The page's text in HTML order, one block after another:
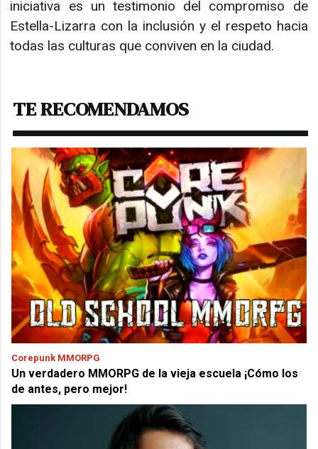
iniciativa es un testimonio del compromiso de
Estella-Lizarra con la inclusión y el respeto hacia
todas las culturas que conviven en la ciudad.
TE RECOMENDAMOS
Corepunk MMORPG
Un verdadero MMORPG de la vieja escuela ¡Cómo los
de antes, pero mejor!